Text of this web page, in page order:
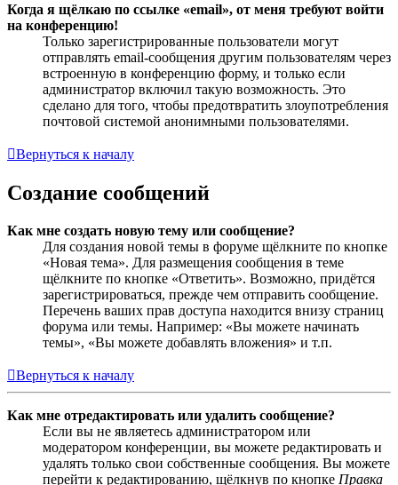
Когда я щёлкаю по ссылке «email», от меня требуют войти
на конференцию!
Только зарегистрированные пользователи могут
отправлять email-сообщения другим пользователям через
встроенную в конференцию форму, и только если
администратор включил такую возможность. Это
сделано для того, чтобы предотвратить злоупотребления
почтовой системой анонимными пользователями.
Вернуться к началу
Создание сообщений
Как мне создать новую тему или сообщение?
Для создания новой темы в форуме щёлкните по кнопке
«Новая тема». Для размещения сообщения в теме
щёлкните по кнопке «Ответить». Возможно, придётся
зарегистрироваться, прежде чем отправить сообщение.
Перечень ваших прав доступа находится внизу страниц
форума или темы. Например: «Вы можете начинать
темы», «Вы можете добавлять вложения» и т.п.
Вернуться к началу
Как мне отредактировать или удалить сообщение?
Если вы не являетесь администратором или
модератором конференции, вы можете редактировать и
удалять только свои собственные сообщения. Вы можете
перейти к редактированию, щёлкнув по кнопке Правка